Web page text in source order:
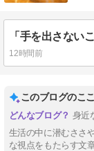
12時間前
このブログのこ
身近
生活の中に潜むささ
な視点をもたらす文